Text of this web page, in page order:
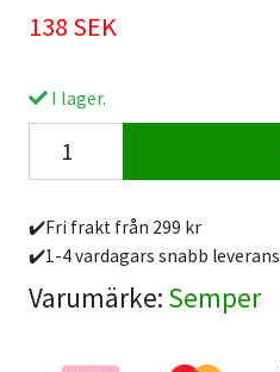
138 SEK
I lager.
✔️Fri frakt från 299 kr
✔️1-4 vardagars snabb leverans
Varumärke: Semper